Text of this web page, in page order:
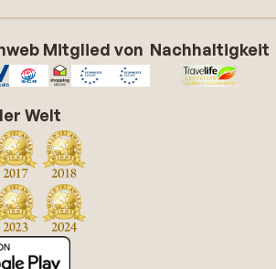
Mitglied von Nachhaltigkeit
Welt